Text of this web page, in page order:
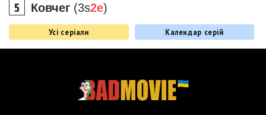
Ковчег (3s2e)
Усі серіали Календар серій